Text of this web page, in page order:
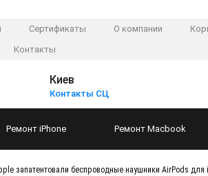
Сертификаты О компании
Контакты
Киев
Контакты СЦ
Ремонт iPhone Ремонт Macbook
запатентовали беспроводные наушники AirPods для